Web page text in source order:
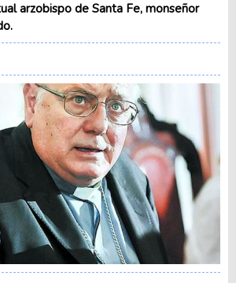
arzobispo de Santa Fe, monseñor